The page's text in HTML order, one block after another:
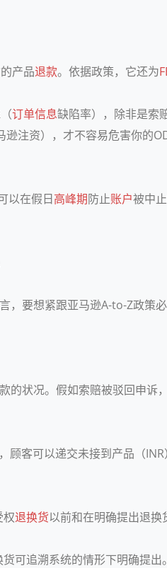
产品退款。依据政策，它还为
订单信息缺陷率），除非是索
注资），才不容易危害你的
以在假日高峰期防止账户被中
，要想紧跟亚马逊A-to-Z政策必
的状况。假如索赔被驳回申
顾客可以递交未接到产品（
权退换货以前和在明确提出退换
可追溯系统的情形下明确提